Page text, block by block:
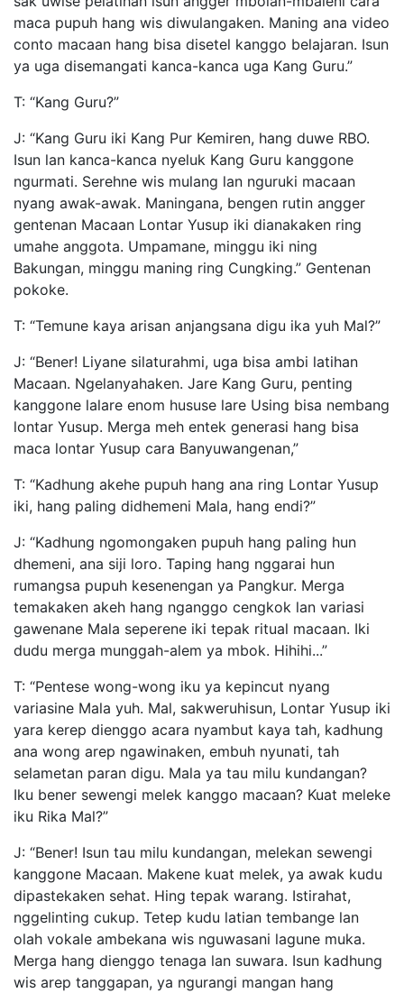
maca pupuh hang wis diwulangaken. Maning ana video
conto macaan hang bisa disetel kanggo belajaran. Isun
ya uga disemangati kanca-kanca uga Kang Guru.”
T: “Kang Guru?”
J: “Kang Guru iki Kang Pur Kemiren, hang duwe RBO.
Isun lan kanca-kanca nyeluk Kang Guru kanggone
ngurmati. Serehne wis mulang lan nguruki macaan
nyang awak-awak. Maningana, bengen rutin angger
gentenan Macaan Lontar Yusup iki dianakaken ring
umahe anggota. Umpamane, minggu iki ning
Bakungan, minggu maning ring Cungking.” Gentenan
pokoke.
T: “Temune kaya arisan anjangsana digu ika yuh Mal?”
J: “Bener! Liyane silaturahmi, uga bisa ambi latihan
Macaan. Ngelanyahaken. Jare Kang Guru, penting
kanggone lalare enom hususe lare Using bisa nembang
lontar Yusup. Merga meh entek generasi hang bisa
maca lontar Yusup cara Banyuwangenan,”
T: “Kadhung akehe pupuh hang ana ring Lontar Yusup
iki, hang paling didhemeni Mala, hang endi?”
J: “Kadhung ngomongaken pupuh hang paling hun
dhemeni, ana siji loro. Taping hang nggarai hun
rumangsa pupuh kesenengan ya Pangkur. Merga
temakaken akeh hang nganggo cengkok lan variasi
gawenane Mala seperene iki tepak ritual macaan. Iki
dudu merga munggah-alem ya mbok. Hihihi...”
T: “Pentese wong-wong iku ya kepincut nyang
variasine Mala yuh. Mal, sakweruhisun, Lontar Yusup iki
yara kerep dienggo acara nyambut kaya tah, kadhung
ana wong arep ngawinaken, embuh nyunati, tah
selametan paran digu. Mala ya tau milu kundangan?
Iku bener sewengi melek kanggo macaan? Kuat meleke
iku Rika Mal?”
J: “Bener! Isun tau milu kundangan, melekan sewengi
kanggone Macaan. Makene kuat melek, ya awak kudu
dipastekaken sehat. Hing tepak warang. Istirahat,
nggelinting cukup. Tetep kudu latian tembange lan
olah vokale ambekana wis nguwasani lagune muka.
Merga hang dienggo tenaga lan suwara. Isun kadhung
wis arep tanggapan, ya ngurangi mangan hang